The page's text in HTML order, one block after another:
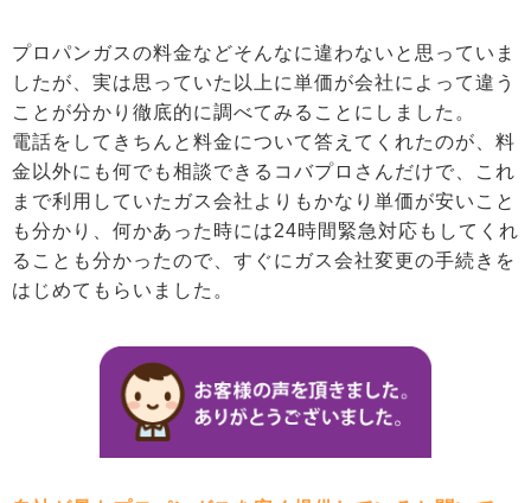
プロパンガスの料金などそんなに違わないと思っていま
したが、実は思っていた以上に単価が会社によって違う
ことが分かり徹底的に調べてみることにしました。
電話をしてきちんと料金について答えてくれたのが、料
金以外にも何でも相談できるコバプロさんだけで、これ
まで利用していたガス会社よりもかなり単価が安いこと
も分かり、何かあった時には24時間緊急対応もしてくれ
ることも分かったので、すぐにガス会社変更の手続きを
はじめてもらいました。